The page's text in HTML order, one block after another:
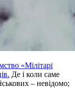
«Мілітарі
Де і коли саме
– невідомо;